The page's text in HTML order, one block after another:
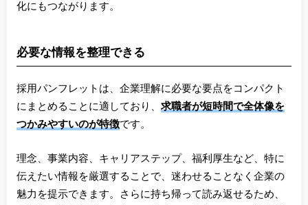
化にもつながります。
必要な情報を整理できる
採用パンフレットは、企業理解に必要な要点をコンパクト
にまとめることに適しており、 求職者が短時間で全体像を
つかみやすいのが特徴です。
理念、事業内容、キャリアステップ、福利厚生など、特に
伝えたい情報を厳選することで、迷わせることなく企業の
魅力を提示できます。さらに持ち帰って読み返せるため、